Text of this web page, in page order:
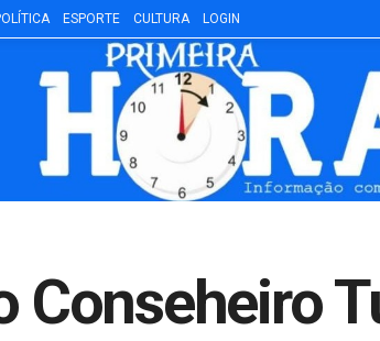
ESPORTE CULTURA LOGIN
Conseheiro